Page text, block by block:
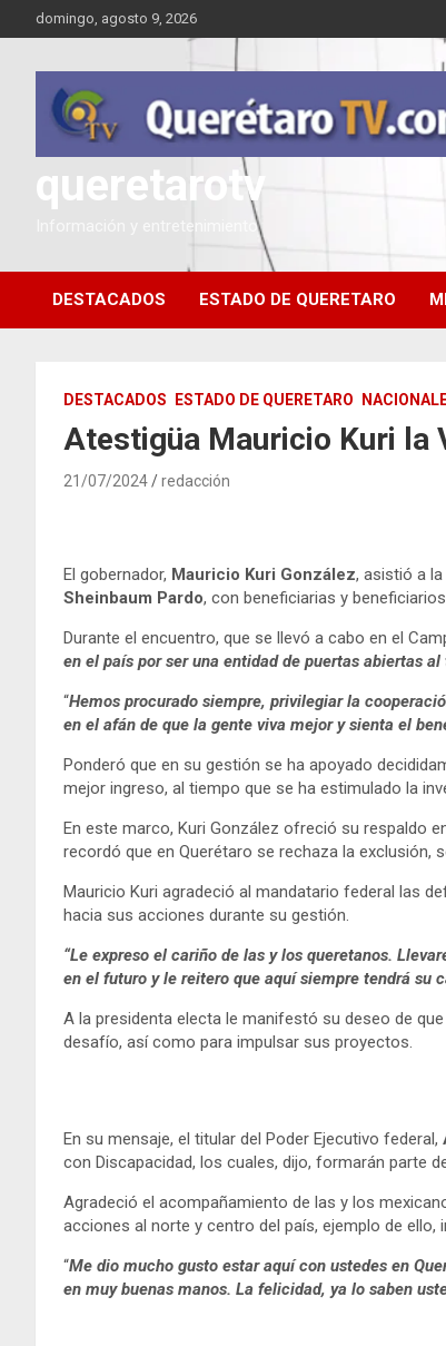
al
domingo, agosto 9, 2026
queretarotv
Información y entretenimiento
DESTACADOS ESTADO DE QUERETARO
DESTACADOS ESTADO DE QUERETARO
Atestigüa Mauricio Kuri la
21/07/2024 redacción
El gobernador, Mauricio Kuri González, asistió a
Sheinbaum Pardo, con beneficiarias y
Durante el encuentro, que se llevó a cabo en el
en el país por ser una entidad de puertas abiertas
“Hemos procurado siempre, privilegiar la
en el afán de que la gente viva mejor y sienta el
Ponderó que en su gestión se ha apoyado
mejor ingreso, al tiempo que se ha estimulado la
En este marco, Kuri González ofreció su respaldo
recordó que en Querétaro se rechaza la exclusión,
Mauricio Kuri agradeció al mandatario federal las
hacia sus acciones durante su gestión.
“Le expreso el cariño de las y los queretanos.
en el futuro y le reitero que aquí siempre tendrá su
A la presidenta electa le manifestó su deseo de
desafío, así como para impulsar sus proyectos.
En su mensaje, el titular del Poder Ejecutivo federal,
con Discapacidad, los cuales, dijo, formarán parte
Agradeció el acompañamiento de las y los
acciones al norte y centro del país, ejemplo de
“Me dio mucho gusto estar aquí con ustedes en
en muy buenas manos. La felicidad, ya lo saben